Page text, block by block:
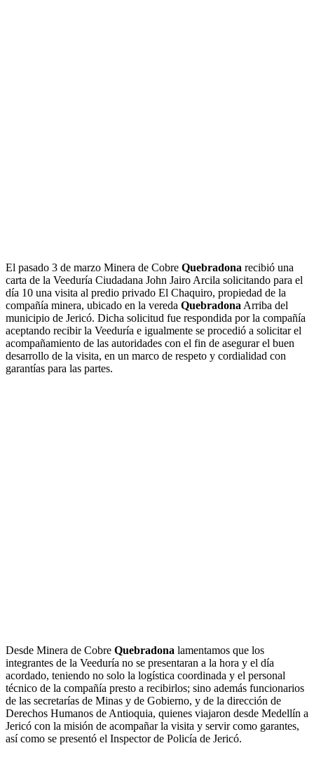
El pasado 3 de marzo Minera de Cobre Quebradona recibió una
carta de la Veeduría Ciudadana John Jairo Arcila solicitando para el
día 10 una visita al predio privado El Chaquiro, propiedad de la
compañía minera, ubicado en la vereda Quebradona Arriba del
municipio de Jericó. Dicha solicitud fue respondida por la compañía
aceptando recibir la Veeduría e igualmente se procedió a solicitar el
acompañamiento de las autoridades con el fin de asegurar el buen
desarrollo de la visita, en un marco de respeto y cordialidad con
garantías para las partes.
Desde Minera de Cobre Quebradona lamentamos que los
integrantes de la Veeduría no se presentaran a la hora y el día
acordado, teniendo no solo la logística coordinada y el personal
técnico de la compañía presto a recibirlos; sino además funcionarios
de las secretarías de Minas y de Gobierno, y de la dirección de
Derechos Humanos de Antioquia, quienes viajaron desde Medellín a
Jericó con la misión de acompañar la visita y servir como garantes,
así como se presentó el Inspector de Policía de Jericó.